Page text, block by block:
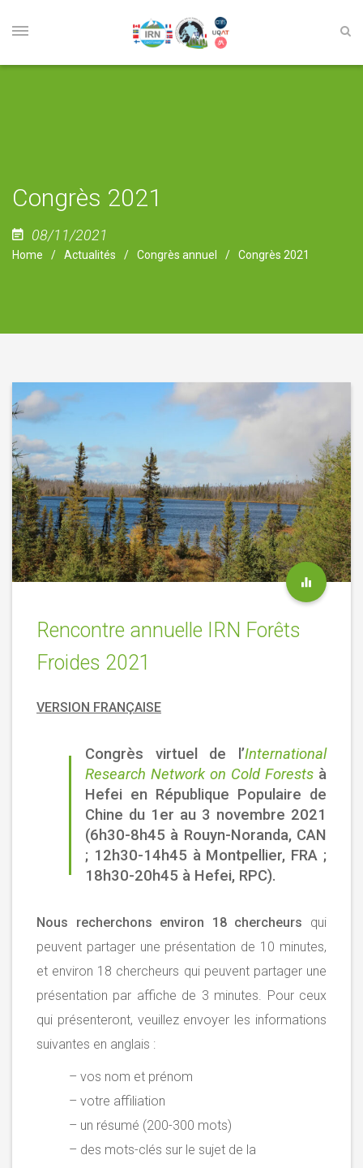
Congrès 2021
08/11/2021
Home Actualités Congrès annuel Congrès 2021
Rencontre annuelle IRN Forêts
Froides 2021
VERSION FRANÇAISE
Congrès virtuel de l’International
Research Network on Cold Forests à
Hefei en République Populaire de
Chine du 1er au 3 novembre 2021
(6h30-8h45 à Rouyn-Noranda, CAN
; 12h30-14h45 à Montpellier, FRA ;
18h30-20h45 à Hefei, RPC).
Nous recherchons environ 18 chercheurs qui
peuvent partager une présentation de 10 minutes,
et environ 18 chercheurs qui peuvent partager une
présentation par affiche de 3 minutes. Pour ceux
qui présenteront, veuillez envoyer les informations
suivantes en anglais :
– vos nom et prénom
– votre affiliation
– un résumé (200-300 mots)
– des mots-clés sur le sujet de la